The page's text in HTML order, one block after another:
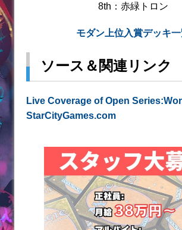
8th：赤緑トロン
モダン上位入賞デッキ
ソース＆関連リンク
Live Coverage of Open
StarCityGames.com